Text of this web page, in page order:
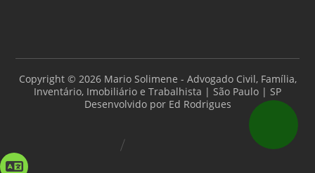
Copyright © 2026 Mario Solimene - Advogado Civil, Família,
Inventário, Imobiliário e Trabalhista | São Paulo | SP
Desenvolvido por Ed Rodrigues